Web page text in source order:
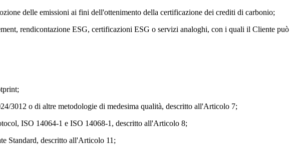
delle emissioni ai fini dell'ottenimento della certificazione dei crediti di carbonio;
rendicontazione ESG, certificazioni ESG o servizi analoghi, con i quali il Cliente può
3012 o di altre metodologie di medesima qualità, descritto all'Articolo 7;
ISO 14064-1 e ISO 14068-1, descritto all'Articolo 8;
Standard, descritto all'Articolo 11;